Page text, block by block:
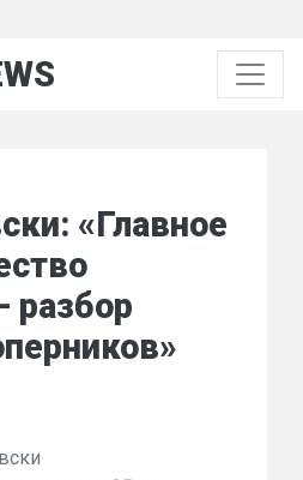
«Главное
разбор